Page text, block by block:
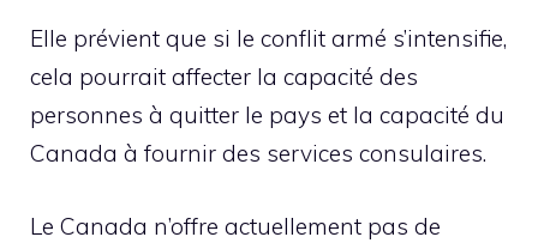
Elle prévient que si le conflit armé s’intensifie,
cela pourrait affecter la capacité des
personnes à quitter le pays et la capacité du
Canada à fournir des services consulaires.
Le Canada n’offre actuellement pas de